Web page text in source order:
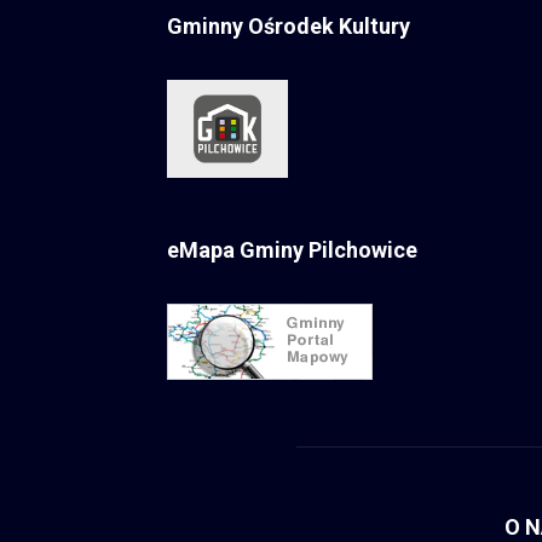
Gminny Ośrodek Kultury
eMapa Gminy Pilchowice
O